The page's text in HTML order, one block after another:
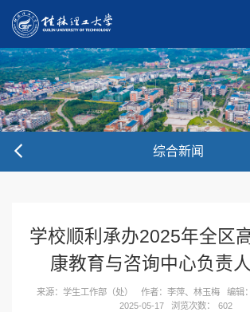
综合新闻
学校顺利承办2025年全区
康教育与咨询中心负责
来源：学生工作部（处） 作者：李萍、林玉梅 编辑
2025-05-17
浏览次数： 602